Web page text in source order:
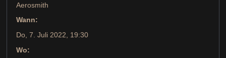
Aerosmith
Wann:
Do, 7. Juli 2022 , 19:30
Wo: